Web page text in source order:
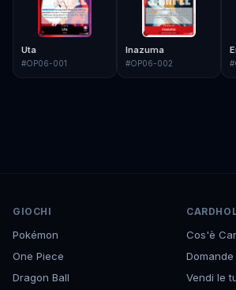
Uta
#OP06-001
Inazuma
#OP06-002 #
GIOCHI
Pokémon
One Piece
Dragon Ball
Cos'è
Vendi le